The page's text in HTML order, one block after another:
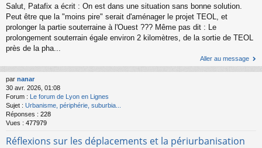
Salut, Patafix a écrit : On est dans une situation sans bonne solution.
Peut être que la "moins pire" serait d'aménager le projet TEOL, et
prolonger la partie souterraine à l'Ouest ??? Même pas dit : Le
prolongement souterrain égale environ 2 kilomètres, de la sortie de TEOL
près de la pha...
Aller au message
par nanar
30 avr. 2026, 01:08
Forum : Le forum de Lyon en Lignes
Sujet : Urbanisme, périphérie, suburbia...
Réponses : 228
Vues : 477979
Réflexions sur les déplacements et la périurbanisation